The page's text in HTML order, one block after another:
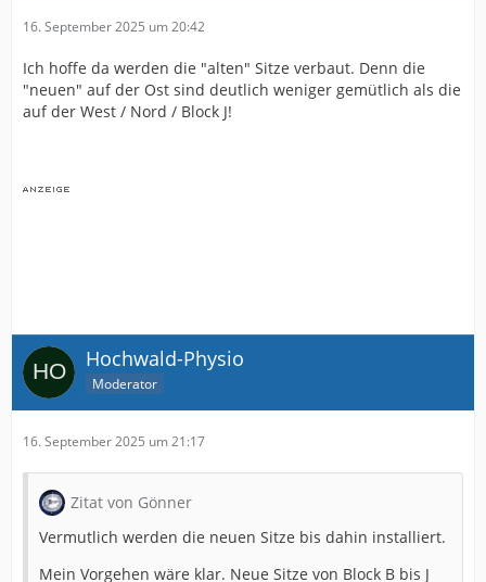
16. September 2025 um 20:42
Ich hoffe da werden die "alten" Sitze verbaut. Denn die
"neuen" auf der Ost sind deutlich weniger gemütlich als die
auf der West / Nord / Block J!
Hochwald-Physio
Moderator
16. September 2025 um 21:17
Zitat von Gönner
Vermutlich werden die neuen Sitze bis dahin installiert.
Mein Vorgehen wäre klar. Neue Sitze von Block B bis J